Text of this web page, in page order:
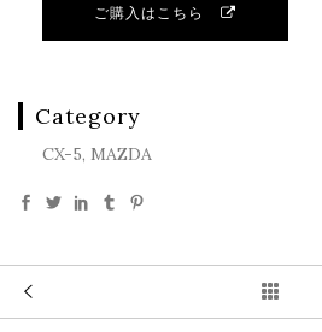
ご購入はこちら
Category
CX-5, MAZDA